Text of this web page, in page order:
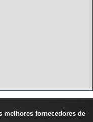
melhores fornecedores de